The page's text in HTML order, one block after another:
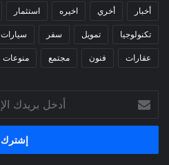
أخبار أخري اخيره استثمار
تكنولوجيا تمويل سفر سيارات
عقارات فنون مجتمع منوعات
بريدك
الإلكتروني